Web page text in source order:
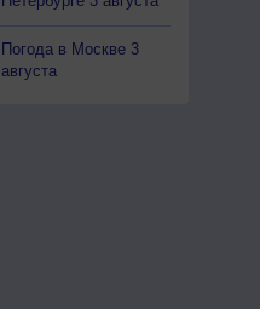
Погода в Москве 3
августа